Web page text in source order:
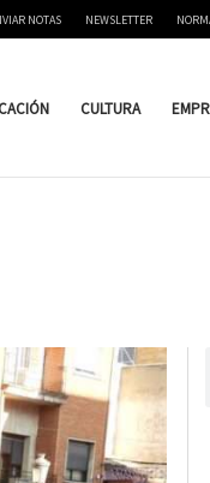
NOTAS NEWSLETTER
CULTURA